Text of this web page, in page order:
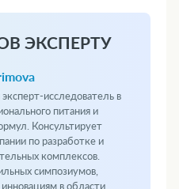
ЭКСПЕРТУ
исследователь в
питания и
Консультирует
по разработке и
комплексов.
симпозиумов,
в области